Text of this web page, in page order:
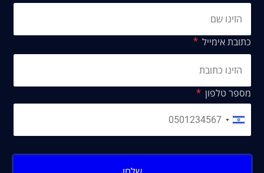
כתובת אימייל
מספר טלפון